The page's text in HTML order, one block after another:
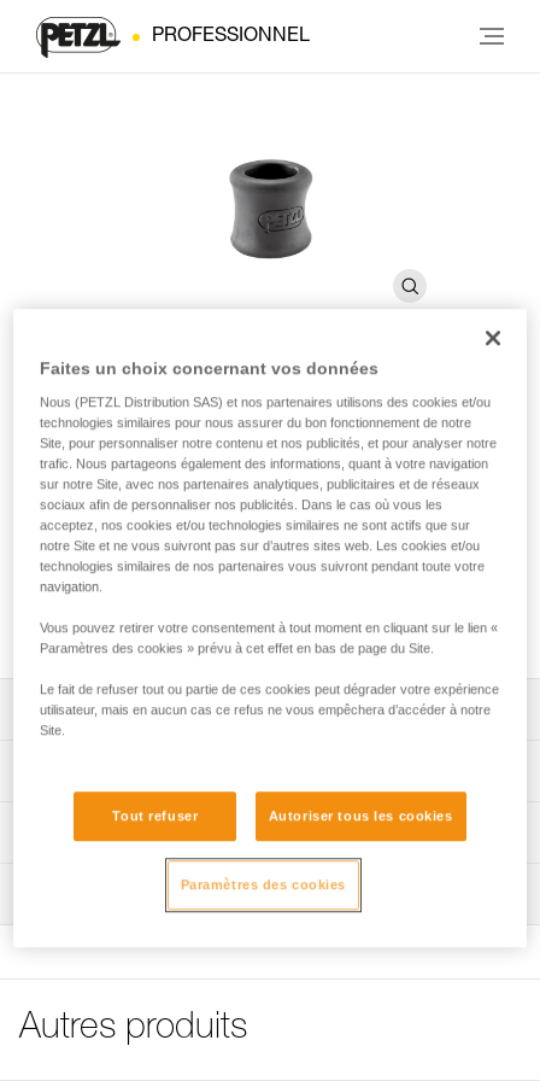
PROFESSIONNEL
TANGA
Bague de maintien de connecteur (pack de 10)
La bague de maintien TANGA permet de maintenir le
connecteur en bonne position.
Descriptif
Poids: 5 g
Matière(s): élastomère
Autres produits
Faites un choix concernant vos données
Nous (PETZL Distribution SAS) et nos partenaires utilisons des cookies et/ou
technologies similaires pour nous assurer du bon fonctionnement de notre
Site, pour personnaliser notre contenu et nos publicités, et pour analyser notre
trafic. Nous partageons également des informations, quant à votre navigation
sur notre Site, avec nos partenaires analytiques, publicitaires et de réseaux
sociaux afin de personnaliser nos publicités. Dans le cas où vous les
acceptez, nos cookies et/ou technologies similaires ne sont actifs que sur
notre Site et ne vous suivront pas sur d’autres sites web. Les cookies et/ou
technologies similaires de nos partenaires vous suivront pendant toute votre
navigation.
Vous pouvez retirer votre consentement à tout moment en cliquant sur le lien «
Paramètres des cookies » prévu à cet effet en bas de page du Site.
Le fait de refuser tout ou partie de ces cookies peut dégrader votre expérience
utilisateur, mais en aucun cas ce refus ne vous empêchera d’accéder à notre
Site.
Tout refuser Autoriser tous les cookies
Paramètres des cookies